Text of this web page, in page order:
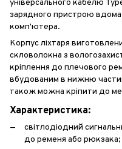
універсального кабелю
зарядного пристрою
комп'ютера.
Корпус ліхтаря
скловолокна з
кріплення до плечового
вбудованим в нижню
також можна кріпити до
Характеристика:
світлодіодний
до ременя або рюкзака;